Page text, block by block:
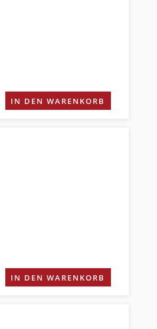
IN DEN WARENKORB
IN DEN WARENKORB